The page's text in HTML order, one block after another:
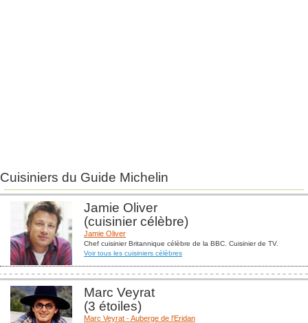
Cuisiniers du Guide Michelin
Jamie Oliver
(cuisinier célèbre)
Jamie Oliver
Chef cuisinier Britannique célèbre de la BBC. Cuisinier de TV.
Voir tous les cuisiniers célèbres
Marc Veyrat
(3 étoiles)
Marc Veyrat - Auberge de l'Eridan